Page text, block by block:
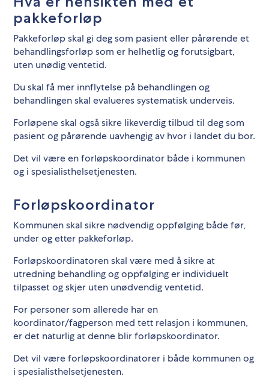
pakkeforløp
Pakkeforløp skal gi deg som pasient eller pårørende et
behandlingsforløp som er helhetlig og forutsigbart,
uten unødig ventetid.
Du skal få mer innflytelse på behandlingen og
behandlingen skal evalueres systematisk underveis.
Forløpene skal også sikre likeverdig tilbud til deg som
pasient og pårørende uavhengig av hvor i landet du bor.
Det vil være en forløpskoordinator både i kommunen
og i spesialisthelsetjenesten.
Forløpskoordinator
Kommunen skal sikre nødvendig oppfølging både før,
under og etter pakkeforløp.
Forløpskoordinatoren skal være med å sikre at
utredning behandling og oppfølging er individuelt
tilpasset og skjer uten unødvendig ventetid.
For personer som allerede har en
koordinator/fagperson med tett relasjon i kommunen,
er det naturlig at denne blir forløpskoordinator.
Det vil være forløpskoordinatorer i både kommunen og
i spesialisthelsetjenesten.